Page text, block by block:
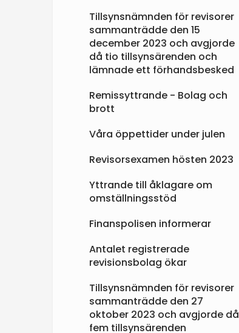
Tillsynsnämnden för revisorer
sammanträdde den 15
december 2023 och avgjorde
då tio tillsynsärenden och
lämnade ett förhandsbesked
Remissyttrande - Bolag och
brott
Våra öppettider under julen
Revisorsexamen hösten 2023
Yttrande till åklagare om
omställningsstöd
Finanspolisen informerar
Antalet registrerade
revisionsbolag ökar
Tillsynsnämnden för revisorer
sammanträdde den 27
oktober 2023 och avgjorde då
fem tillsynsärenden